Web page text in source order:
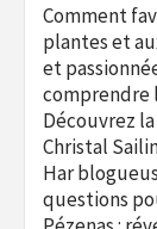
Comment
plantes et
et
comprendre
Découvrez
Christal
Har
questions